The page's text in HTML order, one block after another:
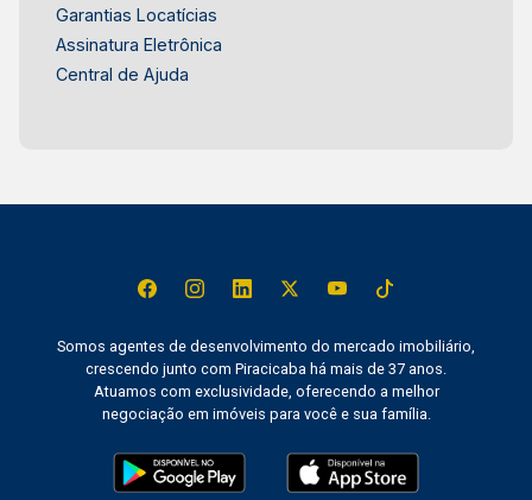
Garantias Locatícias
Assinatura Eletrônica
Central de Ajuda
Somos agentes de desenvolvimento do mercado imobiliário,
crescendo junto com Piracicaba há mais de 37 anos.
Atuamos com exclusividade, oferecendo a melhor
negociação em imóveis para você e sua família.